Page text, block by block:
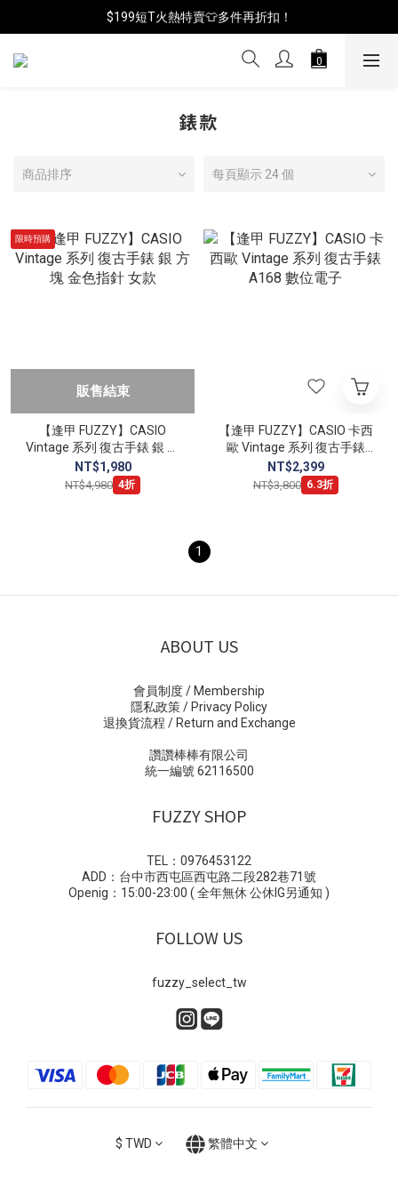
📦年中破盤出清(買鞋送襪)
$199短T火熱特賣👕多件再折扣！
📦年中破盤出清(買鞋送襪)
錶款
商品排序 每頁顯示 24 個
限時預購
販售結束
【逢甲 FUZZY】CASIO
Vintage 系列 復古手錶 銀 方
塊 金色指針 女款
NT$1,980
NT$4,980 4折
【逢甲 FUZZY】CASIO 卡西
歐 Vintage 系列 復古手錶
A168 數位電子
NT$2,399
NT$3,800 6.3折
1
ABOUT US
會員制度 / Membership
隱私政策 / Privacy Policy
退換貨流程 / Return and Exchange
讚讚棒棒有限公司
統一編號 62116500
FUZZY SHOP
TEL：0976453122
ADD：台中市西屯區西屯路二段282巷71號
Openig：15:00-23:00 ( 全年無休 公休IG另通知 )
FOLLOW US
fuzzy_select_tw
$ TWD 繁體中文